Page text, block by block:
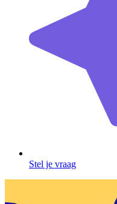
Stel je vraag